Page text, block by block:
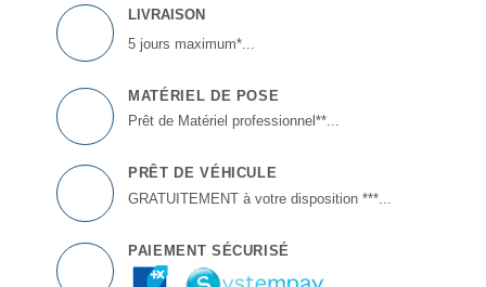
LIVRAISON
5 jours maximum*...
MATÉRIEL DE POSE
Prêt de Matériel professionnel**...
PRÊT DE VÉHICULE
GRATUITEMENT à votre disposition ***...
PAIEMENT SÉCURISÉ